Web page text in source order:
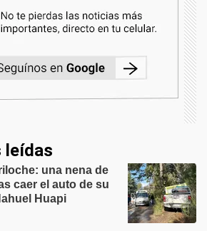
leídas
una nena de
caer el auto de su
Huapi